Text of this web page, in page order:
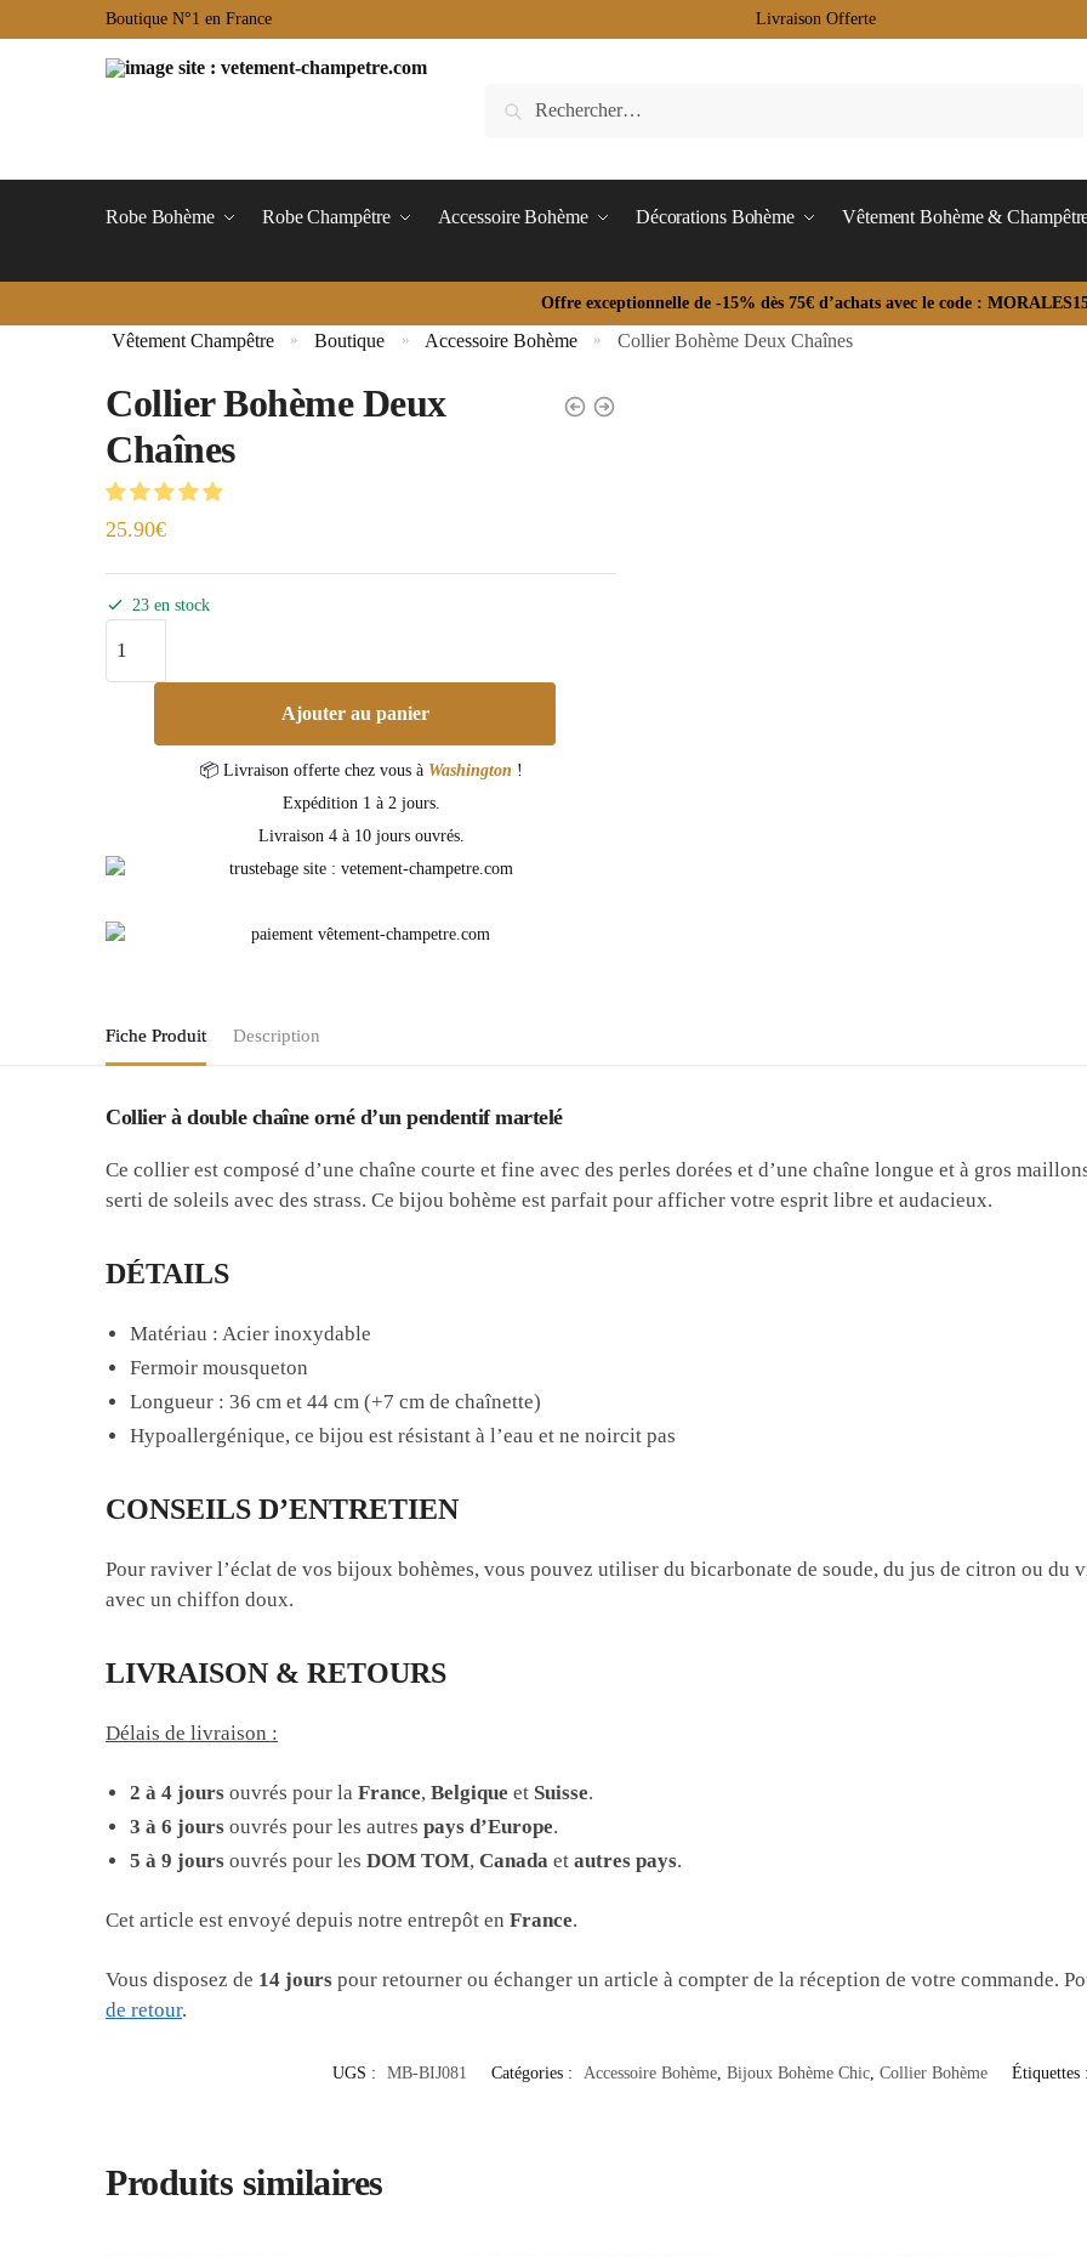
Boutique N°1 en France Livraison Offerte
Robe Bohème Robe Champêtre Accessoire Bohème Décorations Bohème Vêtement Bohème &
Offre exceptionnelle de -15% dès 75€ d’achats avec le code :
Vêtement Champêtre » Boutique » Accessoire Bohème » Collier Bohème Deux Chaînes
Collier Bohème Deux
Chaînes
25.90€
23 en stock
Ajouter au panier
📦 Livraison offerte chez vous à Washington !
Expédition 1 à 2 jours.
Livraison 4 à 10 jours ouvrés.
Fiche Produit Description
Collier à double chaîne orné d’un pendentif martelé
Ce collier est composé d’une chaîne courte et fine avec des perles dorées et d’une chaîne longue et à gros
serti de soleils avec des strass. Ce bijou bohème est parfait pour afficher votre esprit libre et audacieux.
DÉTAILS
Matériau : Acier inoxydable
Fermoir mousqueton
Longueur : 36 cm et 44 cm (+7 cm de chaînette)
Hypoallergénique, ce bijou est résistant à l’eau et ne noircit pas
CONSEILS D’ENTRETIEN
Pour raviver l’éclat de vos bijoux bohèmes, vous pouvez utiliser du bicarbonate de soude, du jus de citron ou du
avec un chiffon doux.
LIVRAISON & RETOURS
Délais de livraison :
2 à 4 jours ouvrés pour laFrance,Belgique et Suisse.
3 à 6 jours ouvrés pour les autrespays d’Europe.
5 à 9 jours ouvrés pour lesDOM TOM,Canada etautres pays.
Cet article est envoyé depuis notre entrepôt enFrance.
Vous disposez de 14 jours pour retourner ou échanger un article à compter de la réception de votre commande.
de retour.
UGS : MB-BIJ081 Catégories : Accessoire Bohème Bijoux Bohème Chic Collier Bohème Étiquettes :
Produits similaires